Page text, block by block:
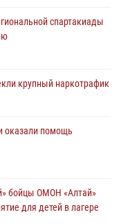
спартакиады
крупный наркотрафик
оказали помощь
бойцы ОМОН «Алтай»
для детей в лагере